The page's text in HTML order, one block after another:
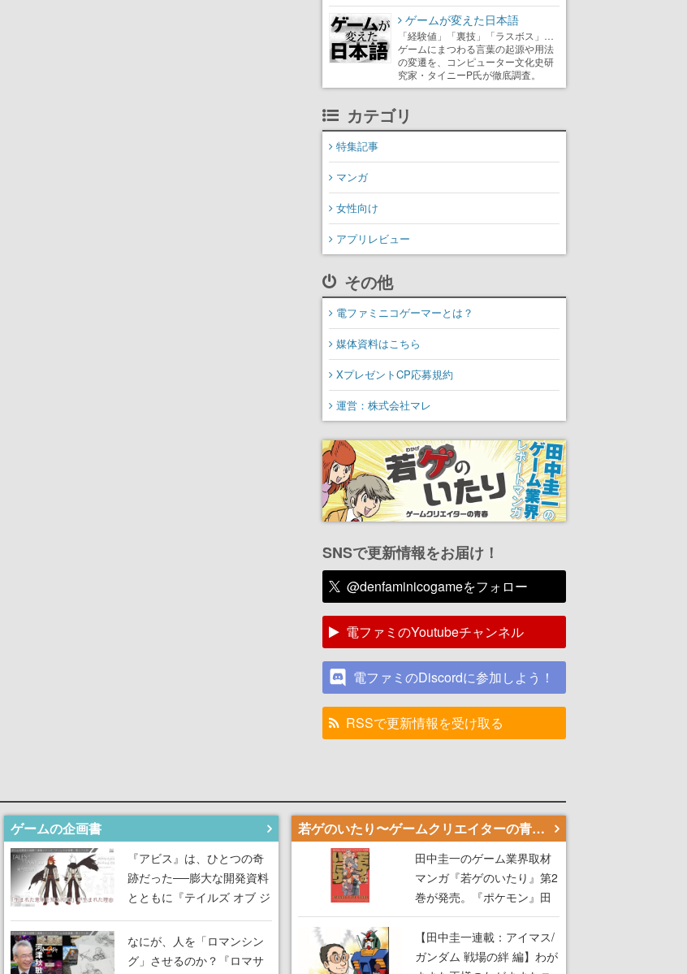
ゲームが変えた日本語
「経験値」「裏技」「ラスボス」…
ゲームにまつわる言葉の起源や用法
の変遷を、コンピューター文化史研
究家・タイニーP氏が徹底調査。
カテゴリ
特集記事
マンガ
女性向け
アプリレビュー
その他
電ファミニコゲーマーとは？
媒体資料はこちら
XプレゼントCP応募規約
運営：株式会社マレ
SNSで更新情報をお届け！
@denfaminicogameをフォロー
電ファミのYoutubeチャンネル
電ファミのDiscordに参加しよう！
RSSで更新情報を受け取る
ゲームの企画書
『アビス』は、ひとつの奇
跡だった──膨大な開発資料
とともに『テイルズ オブ ジ
「生まれた意味を知る
RPG」が生まれた理由【ゲ
なにが、人を「ロマンシン
グ」させるのか？『ロマサ
若ゲのいたり〜ゲームクリエイターの青春〜
田中圭一のゲーム業界取材
マンガ『若ゲのいたり』第2
巻が発売。『ポケモン』田
尻智さん、『ゼビウス』遠
藤雅伸さんらの貴重なエピ
ソードを収録
【田中圭一連載：アイマス/
ガンダム 戦場の絆 編】わが